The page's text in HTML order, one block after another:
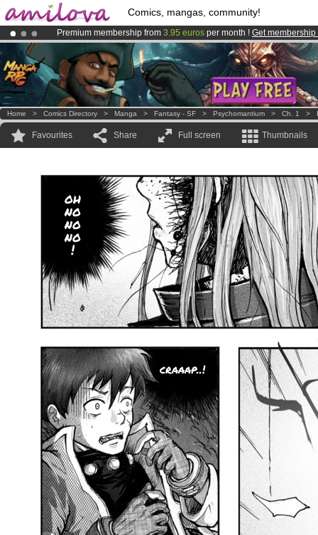
Comics, mangas, community!
Premium membership from 3.95 euros per month ! Get membership
Already 100000membersand 1000comics & mangas!.
AmilovaKickstarter is now LIVE!.
Home > Comics Directory > Manga > Fantasy - SF > Psychomantium > Ch. 1 >
Favourites Share Full screen Thumbnails
oh
no
no
no
!
craaap..!